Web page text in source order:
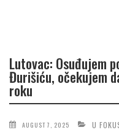
Lutovac: Osuđujem
Đurišiću, očekujem
roku
AUGUST 7, 2025 U